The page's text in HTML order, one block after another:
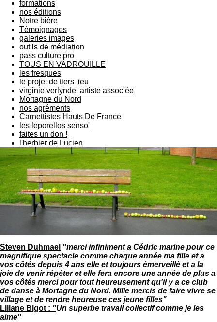
formations
nos éditions
Notre bière
Témoignages
galeries images
outils de médiation
pass culture pro
TOUS EN VADROUILLE
les fresques
le projet de tiers lieu
virginie verlynde, artiste associée
Mortagne du Nord
nos agréments
Carnettistes Hauts De France
les leporellos senso'
faites un don !
l'herbier de Lucien
Steven Duhmael "merci infiniment a Cédric marine pour ce
magnifique spectacle comme chaque année ma fille et a
vos côtés depuis 4 ans elle et toujours émerveillé et a la
joie de venir répéter et elle fera encore une année de plus a
vos côtés merci pour tout heureusement qu'il y a ce club
de danse à Mortagne du Nord. Mille mercis de faire vivre se
village et de rendre heureuse ces jeune filles"
Liliane Bigot : "Un superbe travail collectif comme je les
aime"